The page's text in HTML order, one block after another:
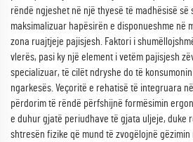
rëndë ngjeshet në një thyesë të madhësisë së
maksimalizuar hapësirën e disponueshme në
zona ruajtjeje pajisjesh. Faktori i
vlerës, pasi ky një element i vetëm pajisjesh
specializuar, të cilët ndryshe do të
ngarkesës. Veçoritë e rehatisë të integruara
përdorim të rëndë përfshijnë formësimin
e duhur gjatë periudhave të gjata uljeje, duke
shtresën fizike që mund të zvogëlojnë gëzimin